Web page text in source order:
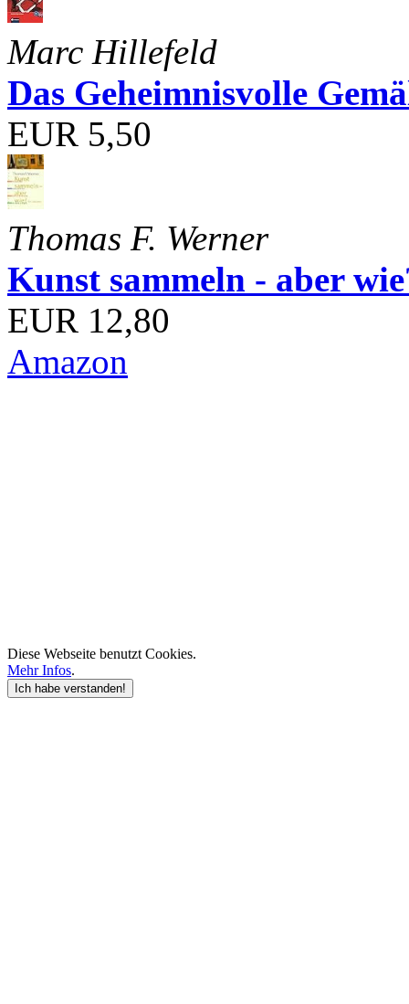
Marc Hillefeld
Das Geheimnisvolle
EUR 5,50
Thomas F. Werner
Kunst sammeln - aber
EUR 12,80
Amazon
Diese Webseite benutzt Cookies.
Mehr Infos.
Ich habe verstanden!